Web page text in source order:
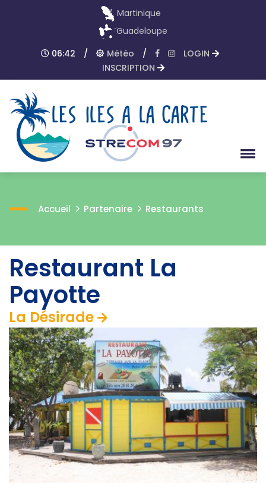
Martinique
Guadeloupe
06:42
/ Météo /
LOGIN
INSCRIPTION
Accueil Partenaire Restaurants
Restaurant La
Payotte
La Désirade